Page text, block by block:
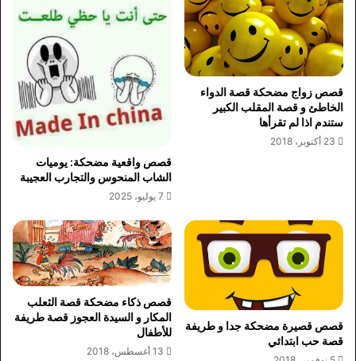
قصص زواج مضحكة قصة الدواء
الخاطئ و قصة المقلب الكبير
ستندم اذا لم تقرأها
23 أكتوبر، 2018
قصص واقعية مضحكة: يوميات
الشاب المنحوس والتجارب العجيبة
7 يوليو، 2025
قصص قصيرة مضحكة جدا و طريفة
قصة حب ابتدائي
قصص ذكاء مضحكة قصة الثعلب
المكار و السيدة العجوز قصة طريفة
للأطفال
13 أغسطس، 2018